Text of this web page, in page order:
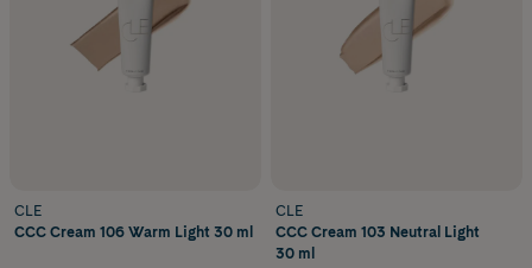
CLE
CCC Cream 106 Warm Light 30 ml
CLE
CCC Cream 103 Neutral Light
30 ml